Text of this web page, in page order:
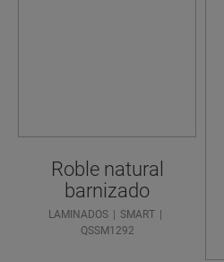
Roble natural
barnizado
LAMINADOS
SMART
QSSM1292